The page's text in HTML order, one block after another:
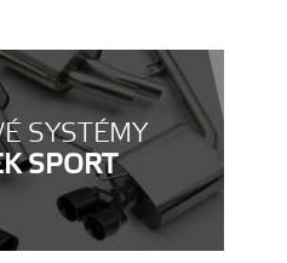
SYSTÉMY
SPORT